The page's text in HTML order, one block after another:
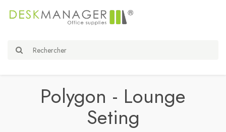
Polygon - Lounge
Seting